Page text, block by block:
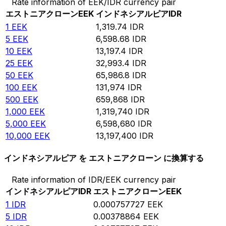
エストニアクローンEEK インドネシアルピアIDR
1 EEK 1,319.74 IDR
5 EEK 6,598.68 IDR
10 EEK 13,197.4 IDR
25 EEK 32,993.4 IDR
50 EEK 65,986.8 IDR
100 EEK 131,974 IDR
500 EEK 659,868 IDR
1,000 EEK 1,319,740 IDR
5,000 EEK 6,598,680 IDR
10,000 EEK 13,197,400 IDR
インドネシアルピア を エストニアクローン に換算する
Rate information of IDR/EEK currency pair
インドネシアルピアIDR エストニアクローンEEK
1 IDR 0.000757727 EEK
5 IDR 0.00378864 EEK